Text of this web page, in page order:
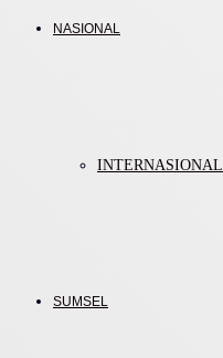
NASIONAL
INTERNASIONAL
SUMSEL